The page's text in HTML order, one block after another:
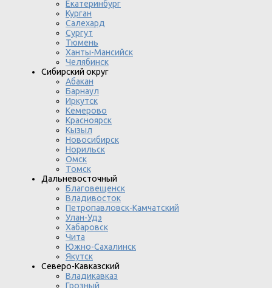
Екатеринбург
Курган
Салехард
Сургут
Тюмень
Ханты-Мансийск
Челябинск
Сибирский округ
Абакан
Барнаул
Иркутск
Кемерово
Красноярск
Кызыл
Новосибирск
Норильск
Омск
Томск
Дальневосточный
Благовещенск
Владивосток
Петропавловск-Камчатский
Улан-Удэ
Хабаровск
Чита
Южно-Сахалинск
Якутск
Северо-Кавказский
Владикавказ
Грозный